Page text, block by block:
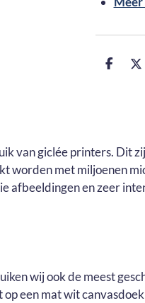
D
D
van giclée printers. Dit
worden met miljoenen
afbeeldingen en zeer
wij ook de meest
een mat wit